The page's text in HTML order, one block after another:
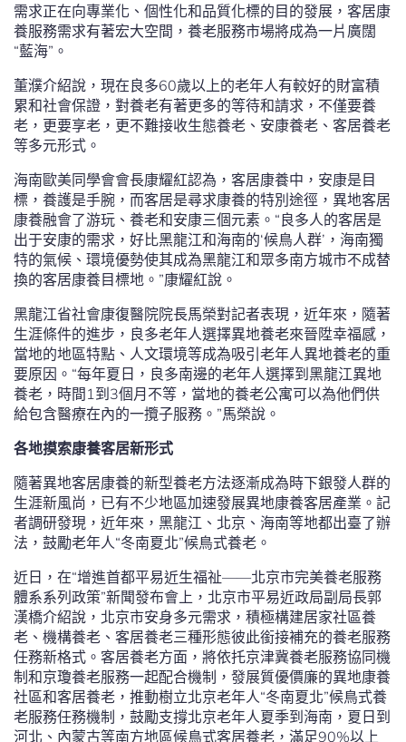
需求正在向專業化、個性化和品質化標的目的發展，客居康
養服務需求有著宏大空間，養老服務市場將成為一片廣闊
“藍海”。
董濮介紹說，現在良多60歲以上的老年人有較好的財富積
累和社會保證，對養老有著更多的等待和請求，不僅要養
老，更要享老，更不難接收生態養老、安康養老、客居養老
等多元形式。
海南歐美同學會會長康耀紅認為，客居康養中，安康是目
標，養護是手腕，而客居是尋求康養的特別途徑，異地客居
康養融會了游玩、養老和安康三個元素。“良多人的客居是
出于安康的需求，好比黑龍江和海南的‘候鳥人群’，海南獨
特的氣候、環境優勢使其成為黑龍江和眾多南方城市不成替
換的客居康養目標地。”康耀紅說。
黑龍江省社會康復醫院院長馬榮對記者表現，近年來，隨著
生涯條件的進步，良多老年人選擇異地養老來晉陞幸福感，
當地的地區特點、人文環境等成為吸引老年人異地養老的重
要原因。“每年夏日，良多南邊的老年人選擇到黑龍江異地
養老，時間1到3個月不等，當地的養老公寓可以為他們供
給包含醫療在內的一攬子服務。”馬榮說。
各地摸索康養客居新形式
隨著異地客居康養的新型養老方法逐漸成為時下銀發人群的
生涯新風尚，已有不少地區加速發展異地康養客居產業。記
者調研發現，近年來，黑龍江、北京、海南等地都出臺了辦
法，鼓勵老年人“冬南夏北”候鳥式養老。
近日，在“增進首都平易近生福祉——北京市完美養老服務
體系系列政策”新聞發布會上，北京市平易近政局副局長郭
漢橋介紹說，北京市安身多元需求，積極構建居家社區養
老、機構養老、客居養老三種形態彼此銜接補充的養老服務
任務新格式。客居養老方面，將依托京津冀養老服務協同機
制和京瓊養老服務一起配合機制，發展質優價廉的異地康養
社區和客居養老，推動樹立北京老年人“冬南夏北”候鳥式養
老服務任務機制，鼓勵支撐北京老年人夏季到海南，夏日到
河北、內蒙古等南方地區候鳥式客居養老，滿足90%以上